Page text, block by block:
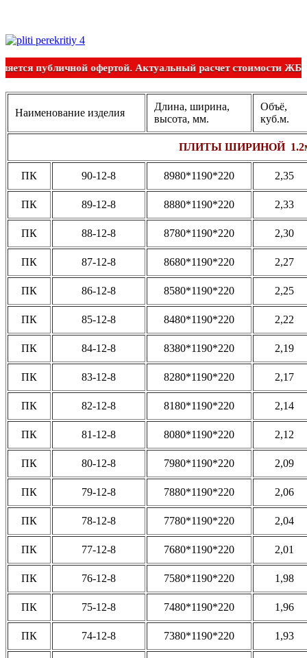
является публичной офертой. Актуальный расчет стоимости
Наименование изделия
Длина, ширина,
высота, мм.
Объё,
куб.м.
ПЛИТЫ ШИРИНОЙ
ПК 90-12-8 8980*1190*220 2,35
ПК 89-12-8 8880*1190*220 2,33
ПК 88-12-8 8780*1190*220 2,30
ПК 87-12-8 8680*1190*220 2,27
ПК 86-12-8 8580*1190*220 2,25
ПК 85-12-8 8480*1190*220 2,22
ПК 84-12-8 8380*1190*220 2,19
ПК 83-12-8 8280*1190*220 2,17
ПК 82-12-8 8180*1190*220 2,14
ПК 81-12-8 8080*1190*220 2,12
ПК 80-12-8 7980*1190*220 2,09
ПК 79-12-8 7880*1190*220 2,06
ПК 78-12-8 7780*1190*220 2,04
ПК 77-12-8 7680*1190*220 2,01
ПК 76-12-8 7580*1190*220 1,98
ПК 75-12-8 7480*1190*220 1,96
ПК 74-12-8 7380*1190*220 1,93